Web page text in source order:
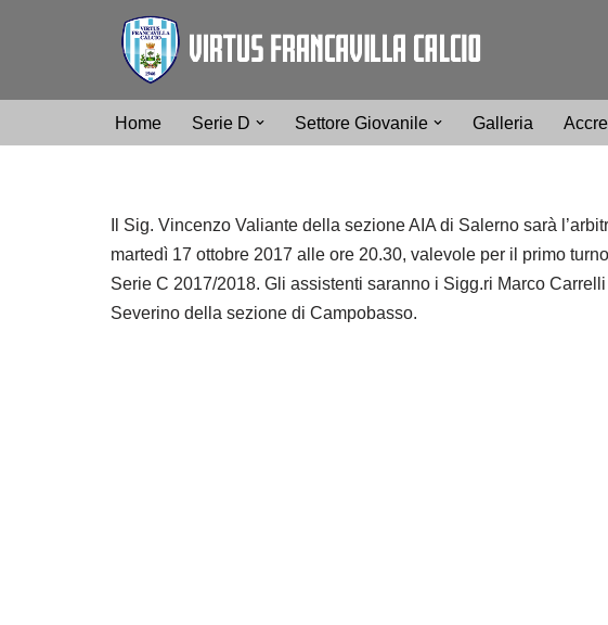
Home Serie D Settore Giovanile Galleria
Il Sig. Vincenzo Valiante della sezione AIA di Salerno sarà
martedì 17 ottobre 2017 alle ore 20.30, valevole per il primo
Serie C 2017/2018. Gli assistenti saranno i Sigg.ri Marco
Severino della sezione di Campobasso.